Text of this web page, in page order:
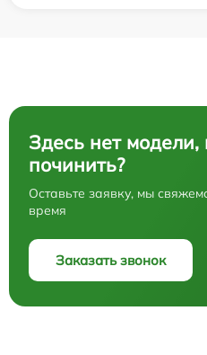
Здесь нет модели,
починить?
Оставьте заявку, мы
время
Заказать звонок